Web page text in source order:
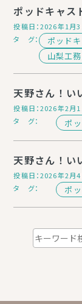
ポッドキャス
投稿日：2026年1月
タ グ：
ポッド
山梨工
天野さん！い
投稿日：2026年2月
タ グ：
ポ
天野さん！い
投稿日：2026年2月4
タ グ：
ポ